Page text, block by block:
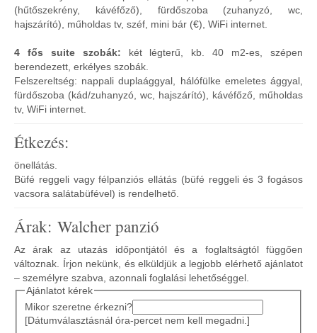
(hűtőszekrény, kávéfőző), fürdőszoba (zuhanyzó, wc,
hajszárító), műholdas tv, széf, mini bár (€), WiFi internet.
4 fős suite szobák: két légterű, kb. 40 m2-es, szépen
berendezett, erkélyes szobák.
Felszereltség: nappali duplaággyal, hálófülke emeletes ággyal,
fürdőszoba (kád/zuhanyzó, wc, hajszárító), kávéfőző, műholdas
tv, WiFi internet.
Étkezés:
önellátás.
Büfé reggeli vagy félpanziós ellátás (büfé reggeli és 3 fogásos
vacsora salátabüfével) is rendelhető.
Árak: Walcher panzió
Az árak az utazás időpontjától és a foglaltságtól függően
változnak. Írjon nekünk, és elküldjük a legjobb elérhető ajánlatot
– személyre szabva, azonnali foglalási lehetőséggel.
Ajánlatot kérek
Mikor szeretne érkezni?
[Dátumválasztásnál óra-percet nem kell megadni.]